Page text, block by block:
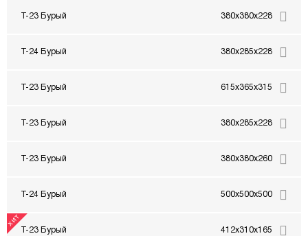
Т-23 Бурый 380x380x228
Т-24 Бурый 380x285x228
Т-23 Бурый 615x365x315
Т-23 Бурый 380x285x228
Т-23 Бурый 380x380x260
Т-24 Бурый 500x500x500
Т-23 Бурый 412x310x165